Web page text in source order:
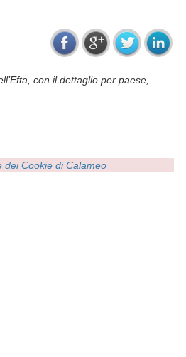
con il dettaglio per paese,
dei Cookie di Calameo